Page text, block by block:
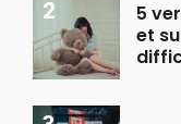
5
et